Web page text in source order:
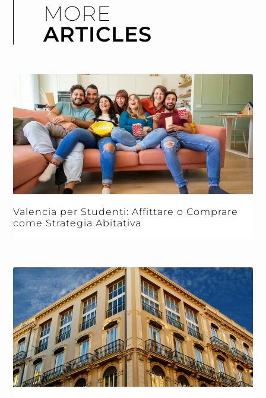
MORE
ARTICLES
Valencia per Studenti: Affittare o Comprare
come Strategia Abitativa